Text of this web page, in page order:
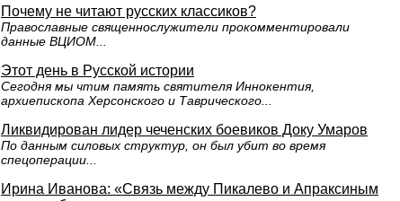
Почему не читают русских классиков?
Православные священнослужители прокомментировали
данные ВЦИОМ...
Этот день в Русской истории
Сегодня мы чтим память святителя Иннокентия,
архиепископа Херсонского и Таврического...
Ликвидирован лидер чеченских боевиков Доку Умаров
По данным силовых структур, он был убит во время
спецоперации...
Ирина Иванова: «Связь между Пикалево и Апраксиным